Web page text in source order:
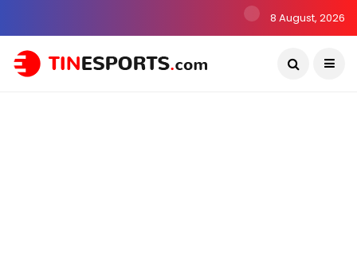
8 August, 2026